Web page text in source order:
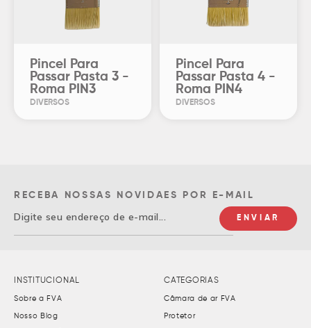
Pincel Para
Passar Pasta 3 -
Roma PIN3
DIVERSOS
Pincel Para
Passar Pasta 4 -
Roma PIN4
DIVERSOS
RECEBA NOSSAS NOVIDAES POR E-MAIL
INSTITUCIONAL
Sobre a FVA
Nosso Blog
CATEGORIAS
Câmara de ar FVA
Protetor